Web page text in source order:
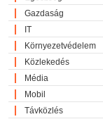
Gazdaság
IT
Környezetvédelem
Közlekedés
Média
Mobil
Távközlés